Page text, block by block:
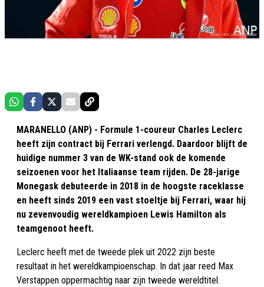
MARANELLO (ANP) - Formule 1-coureur Charles Leclerc
heeft zijn contract bij Ferrari verlengd. Daardoor blijft de
huidige nummer 3 van de WK-stand ook de komende
seizoenen voor het Italiaanse team rijden. De 28-jarige
Monegask debuteerde in 2018 in de hoogste raceklasse
en heeft sinds 2019 een vast stoeltje bij Ferrari, waar hij
nu zevenvoudig wereldkampioen Lewis Hamilton als
teamgenoot heeft.
Leclerc heeft met de tweede plek uit 2022 zijn beste
resultaat in het wereldkampioenschap. In dat jaar reed Max
Verstappen oppermachtig naar zijn tweede wereldtitel.